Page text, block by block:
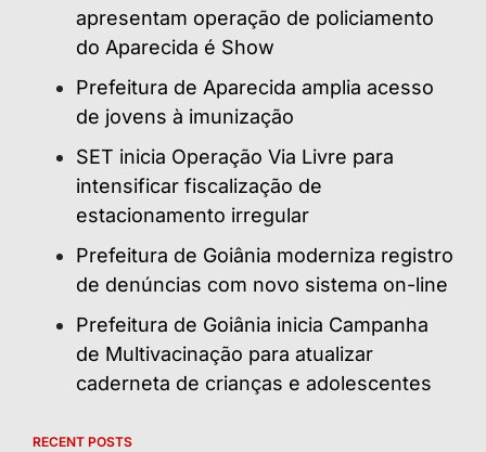
apresentam operação de policiamento
do Aparecida é Show
Prefeitura de Aparecida amplia acesso
de jovens à imunização
SET inicia Operação Via Livre para
intensificar fiscalização de
estacionamento irregular
Prefeitura de Goiânia moderniza registro
de denúncias com novo sistema on-line
Prefeitura de Goiânia inicia Campanha
de Multivacinação para atualizar
caderneta de crianças e adolescentes
RECENT POSTS